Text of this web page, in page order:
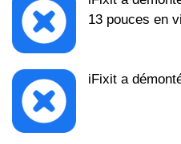
13 pouces en
iFixit a